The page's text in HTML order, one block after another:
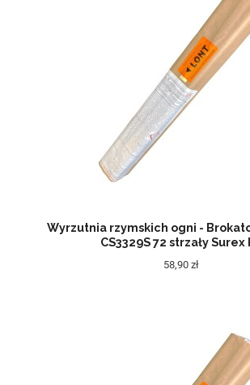
Wyrzutnia rzymskich ogni -
CS3329S 72 strzały Surex
58,90 zł